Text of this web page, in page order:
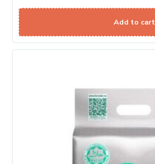
Add to cart